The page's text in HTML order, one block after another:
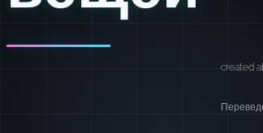
created